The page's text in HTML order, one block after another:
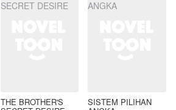
THE BROTHER'S SISTEM PILIHAN